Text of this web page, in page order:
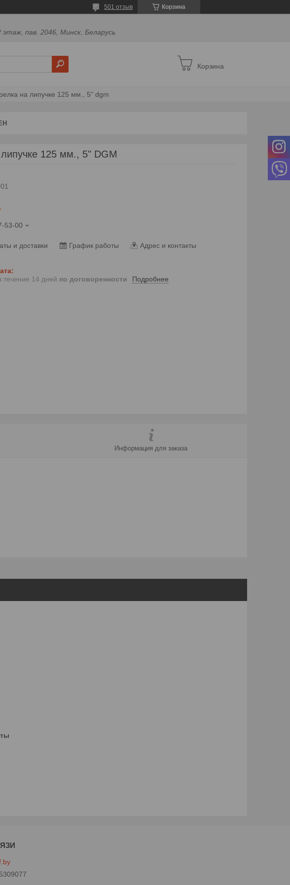
Корзина
501 отзыв
этаж, пав. 2046, Минск, Беларусь
Корзина
на липучке 125 мм., 5" dgm
125 мм., 5" DGM
53-00
и доставки График работы Адрес и контакты
течение 14 дней по договоренности Подробнее
Информация для заказа